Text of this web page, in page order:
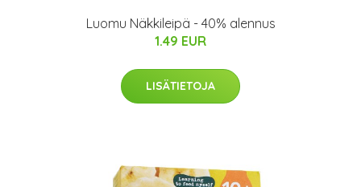
Luomu Näkkileipä - 40% alennus
1.49 EUR
LISÄTIETOJA